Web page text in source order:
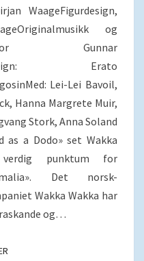
WaageFigurdesign,
og
Gunnar
Erato
Lei-Lei Bavoil,
Hanna Margrete Muir,
Stork, Anna Soland
as a Dodo» set Wakka
punktum for
Det norsk-
Wakka Wakka har
og…
LES MER